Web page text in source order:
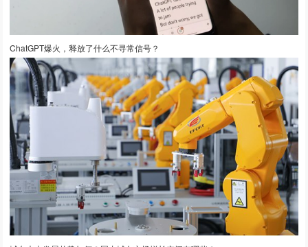
ChatGPT爆火，释放了什么不寻常信号？